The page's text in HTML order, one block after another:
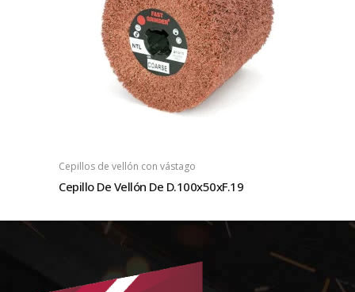
Cepillos de vellón con vástago
Cepillo De Vellón De D.100x50xF.19